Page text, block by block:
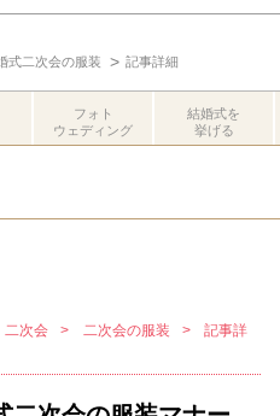
式二次会の服装 記事詳細
フォト
ウェディング
結婚式を
挙げる
二次会 二次会の服装
記事詳